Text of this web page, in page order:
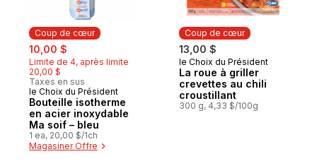
Coup de cœur
sale:
10,00 $
Limite de 4, après limite
20,00 $
Taxes en sus
Coup de cœur
le Choix du Président
Bouteille isotherme
en acier inoxydable
Ma soif – bleu
1 ea, 20,00 $/1ch
Magasiner Offre
Coup de cœur
13,00 $
Coup de cœur
le Choix du Président
La roue à griller
crevettes au chili
croustillant
300 g, 4,33 $/100g